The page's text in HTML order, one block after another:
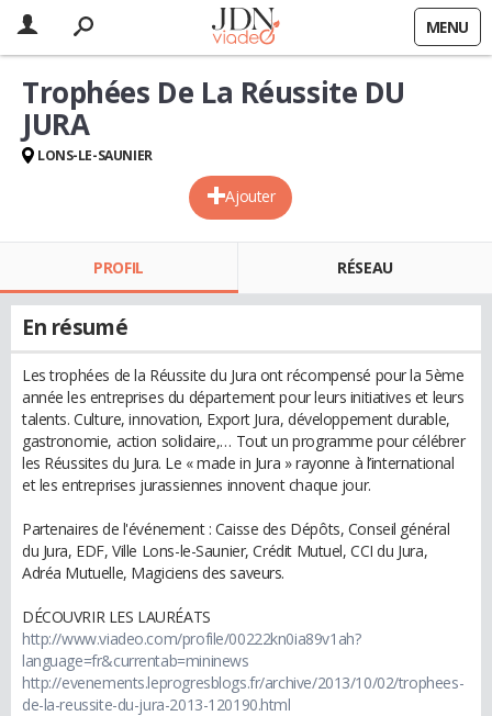
MENU
Ajouter
Trophées De La Réussite DU
JURA
LONS-LE-SAUNIER
PROFIL RÉSEAU
En résumé
Les trophées de la Réussite du Jura ont récompensé pour la 5ème
année les entreprises du département pour leurs initiatives et leurs
talents. Culture, innovation, Export Jura, développement durable,
gastronomie, action solidaire,… Tout un programme pour célébrer
les Réussites du Jura. Le « made in Jura » rayonne à l’international
et les entreprises jurassiennes innovent chaque jour.
Partenaires de l'événement : Caisse des Dépôts, Conseil général
du Jura, EDF, Ville Lons-le-Saunier, Crédit Mutuel, CCI du Jura,
Adréa Mutuelle, Magiciens des saveurs.
DÉCOUVRIR LES LAURÉATS
http://www.viadeo.com/profile/00222kn0ia89v1ah?
language=fr&currentab=mininews
http://evenements.leprogresblogs.fr/archive/2013/10/02/trophees-
de-la-reussite-du-jura-2013-120190.html